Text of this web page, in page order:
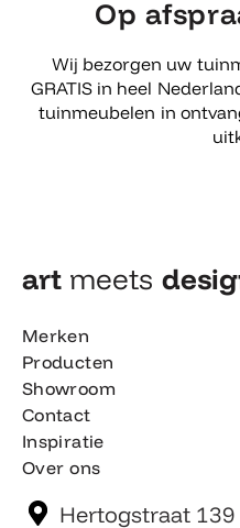
Op
Wij bezorgen uw
GRATIS in heel
tuinmeubelen in
art meets
Merken
Producten
Showroom
Contact
Inspiratie
Over ons
Hertogstraat